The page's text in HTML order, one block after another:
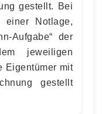
gestellt. Bei
einer Notlage,
Aufgabe“ der
jeweiligen
Eigentümer mit
gestellt